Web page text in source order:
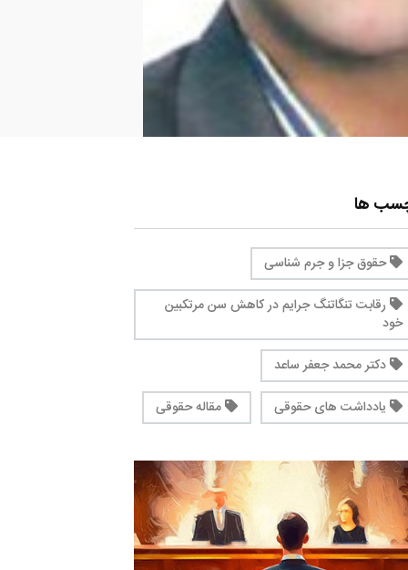
ها
حقوق جزا و جرم شناسی
رقابت تنگاتنگ جرایم در کاهش سن مرتکبین
خود
دکتر محمد جعفر ساعد
یادداشت های حقوقی
مقاله حقوقی